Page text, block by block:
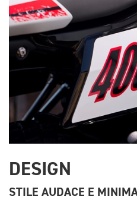
DESIGN
STILE AUDACE E